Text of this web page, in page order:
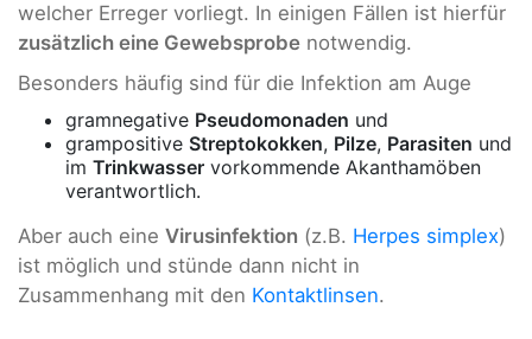
welcher Erreger vorliegt. In einigen Fällen ist hierfür
zusätzlich eine Gewebsprobe notwendig.
Besonders häufig sind für die Infektion am Auge
gramnegative Pseudomonaden und
grampositive Streptokokken, Pilze, Parasiten und
im Trinkwasser vorkommende Akanthamöben
verantwortlich.
Aber auch eine Virusinfektion (z.B. Herpes simplex)
ist möglich und stünde dann nicht in
Zusammenhang mit den Kontaktlinsen.